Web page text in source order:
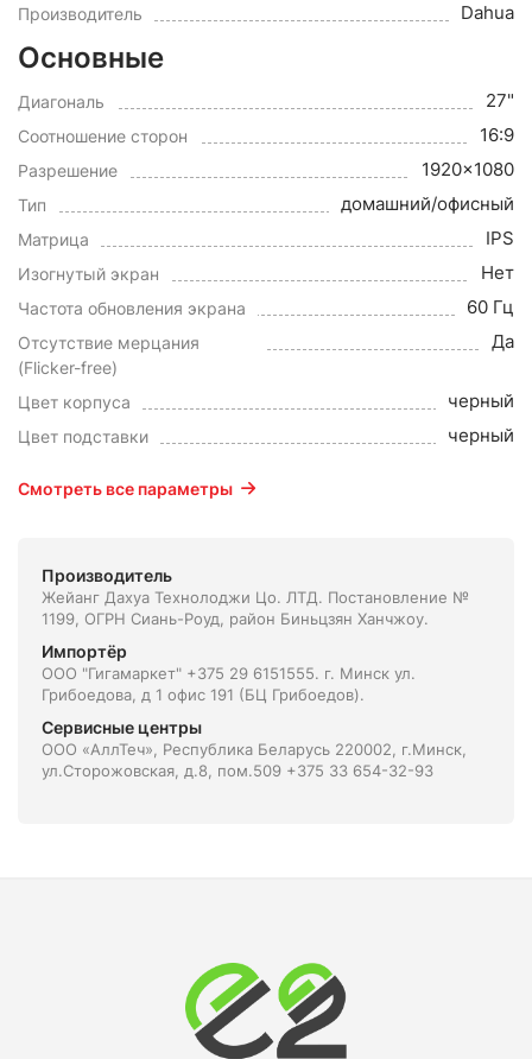
Производитель Dahua
Основные
Диагональ 27"
Соотношение сторон 16:9
Разрешение 1920x1080
Тип домашний/офисный
Матрица IPS
Изогнутый экран Нет
Частота обновления экрана 60 Гц
Отсутствие мерцания
(Flicker-free)
Да
Цвет корпуса черный
Цвет подставки черный
Смотреть все параметры
Производитель
Жейанг Дахуа Технолоджи Цо. ЛТД. Постановление №
1199, ОГРН Сиань-Роуд, район Биньцзян Ханчжоу.
Импортёр
ООО "Гигамаркет" +375 29 6151555. г. Минск ул.
Грибоедова, д 1 офис 191 (БЦ Грибоедов).
Сервисные центры
ООО «АллТеч», Республика Беларусь 220002, г.Минск,
ул.Сторожовская, д.8, пом.509 +375 33 654-32-93